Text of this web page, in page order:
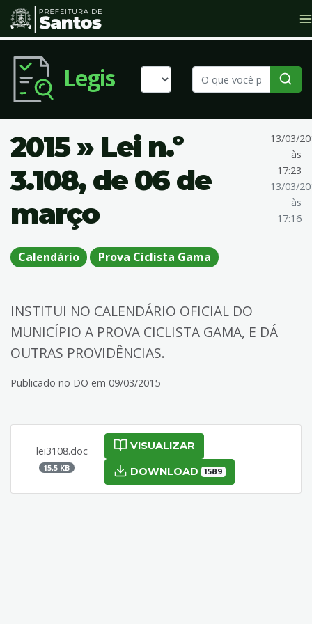
Legis
2015 » Lei n.º
3.108, de 06 de
março
13/03/
às
17:23
13/03/
às
17:16
Calendário Prova Ciclista Gama
INSTITUI NO CALENDÁRIO OFICIAL DO
MUNICÍPIO A PROVA CICLISTA GAMA, E DÁ
OUTRAS PROVIDÊNCIAS.
Publicado no DO em 09/03/2015
lei3108.doc
15,5 KB
VISUALIZAR
DOWNLOAD 1589